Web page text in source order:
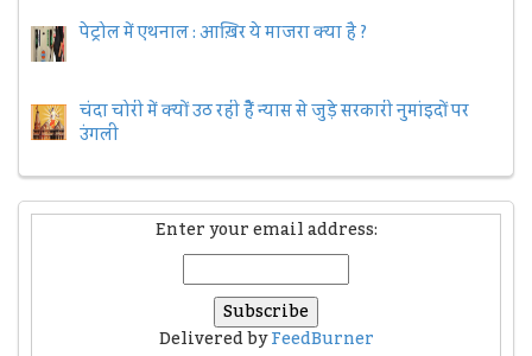
पेट्रोल में एथनाल : आख़िर ये माजरा क्या है ?
चंदा चोरी में क्यों उठ रही हैैं न्यास से जुड़े सरकारी नुमांइदों पर
उंगली
Enter your email address:
Delivered byFeedBurner